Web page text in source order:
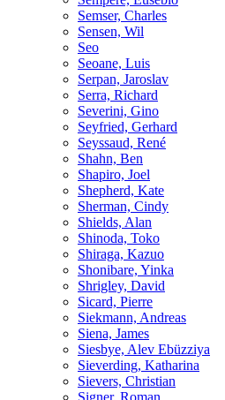
Semser, Charles
Sensen, Wil
Seo
Seoane, Luis
Serpan, Jaroslav
Serra, Richard
Severini, Gino
Seyfried, Gerhard
Seyssaud, René
Shahn, Ben
Shapiro, Joel
Shepherd, Kate
Sherman, Cindy
Shields, Alan
Shinoda, Toko
Shiraga, Kazuo
Shonibare, Yinka
Shrigley, David
Sicard, Pierre
Siekmann, Andreas
Siena, James
Siesbye, Alev Ebüzziya
Sieverding, Katharina
Sievers, Christian
Signer, Roman